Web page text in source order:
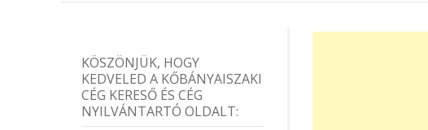
KÖSZÖNJÜK, HOGY
KEDVELED A KŐBÁNYAISZAKI
CÉG KERESŐ ÉS CÉG
NYILVÁNTARTÓ OLDALT: